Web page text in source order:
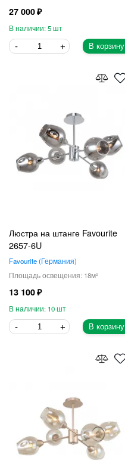
27 000
5
В корзину
Люстра на штанге Favourite
2657-6U
Favourite Германия
18
13 100
10
В корзину